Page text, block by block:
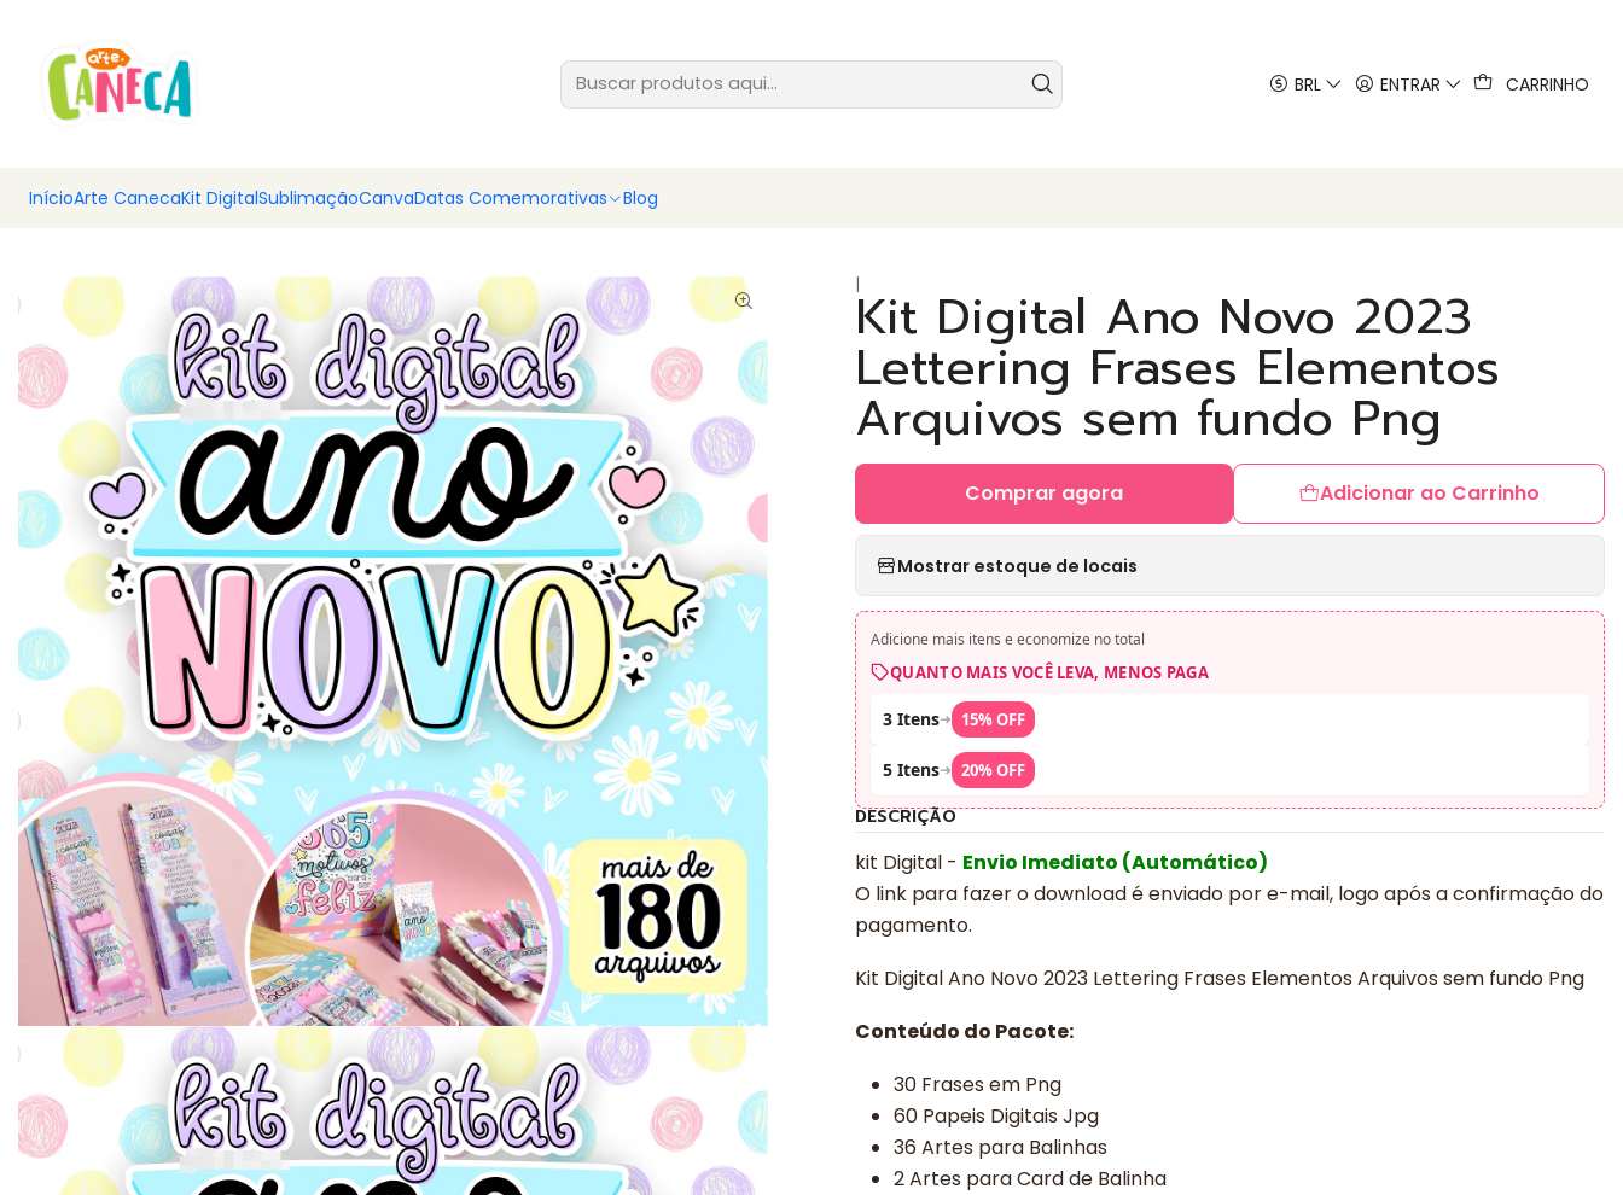
BRL ENTRAR CARRINHO
InícioArte CanecaKit DigitalSublimaçãoCanvaDatas Comemorativas Blog
|Kit Digital Ano Novo 2023
Lettering Frases Elementos
Arquivos sem fundo Png
Adicionar ao Carrinho
Comprar agora
Mostrar estoque de locais
Adicione mais itens e economize no total
QUANTO MAIS VOCÊ LEVA, MENOS PAGA
3 Itens➜ 15% OFF
5 Itens➜ 20% OFF
DESCRIÇÃO
kit Digital - Envio Imediato (Automático)
O link para fazer o download é enviado por e-mail, logo após a confirmação do
pagamento.
Kit Digital Ano Novo 2023 Lettering Frases Elementos Arquivos sem fundo Png
Conteúdo do Pacote:
30 Frases em Png
60 Papeis Digitais Jpg
36 Artes para Balinhas
2 Artes para Card de Balinha